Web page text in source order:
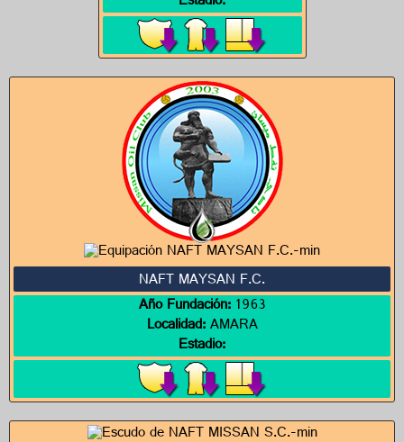
NAFT MAYSAN F.C.
Año Fundación:1963
Localidad:AMARA
Estadio: